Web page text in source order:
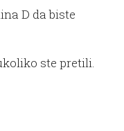
D da biste
ste pretili.